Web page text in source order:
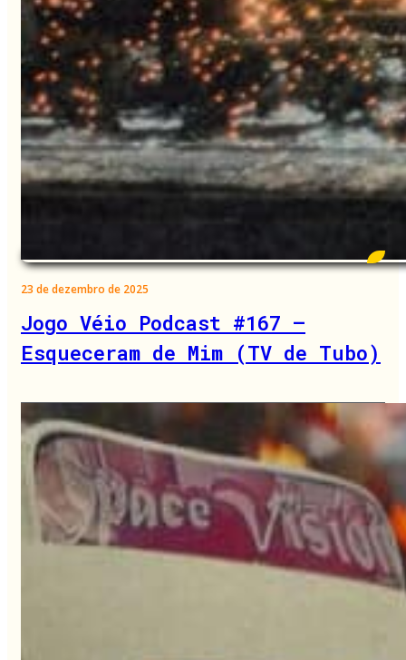
23 de dezembro de 2025
Jogo Véio Podcast #167 –
Esqueceram de Mim (TV de Tubo)